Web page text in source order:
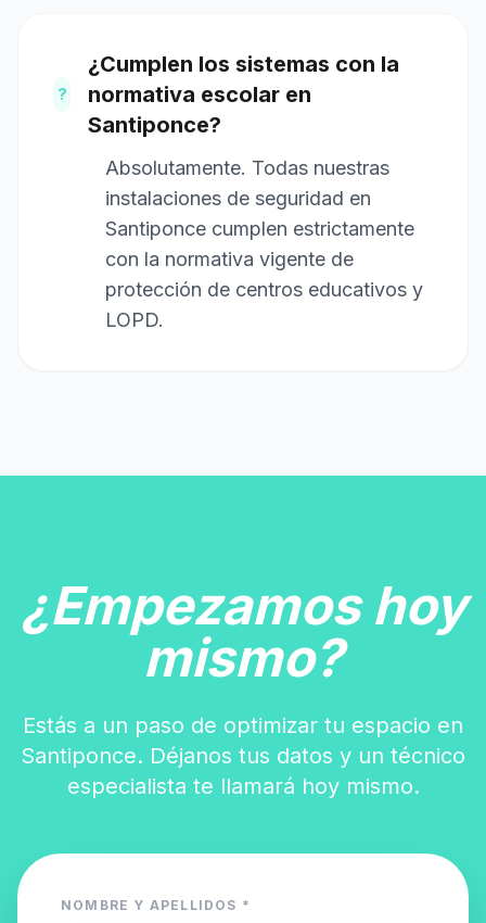
?
¿Cumplen los sistemas con la
normativa escolar en
Santiponce?
Absolutamente. Todas nuestras
instalaciones de seguridad en
Santiponce cumplen estrictamente
con la normativa vigente de
protección de centros educativos y
LOPD.
¿Empezamos hoy
mismo?
Estás a un paso de optimizar tu espacio en
Santiponce. Déjanos tus datos y un técnico
especialista te llamará hoy mismo.
NOMBRE Y APELLIDOS *